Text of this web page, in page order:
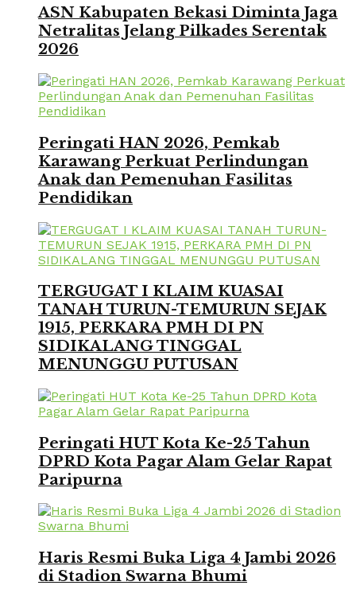
ASN Kabupaten Bekasi Diminta Jaga
Netralitas Jelang Pilkades Serentak
2026
Peringati HAN 2026, Pemkab
Karawang Perkuat Perlindungan
Anak dan Pemenuhan Fasilitas
Pendidikan
TERGUGAT I KLAIM KUASAI
TANAH TURUN-TEMURUN SEJAK
1915, PERKARA PMH DI PN
SIDIKALANG TINGGAL
MENUNGGU PUTUSAN
Peringati HUT Kota Ke-25 Tahun
DPRD Kota Pagar Alam Gelar Rapat
Paripurna
Haris Resmi Buka Liga 4 Jambi 2026
di Stadion Swarna Bhumi